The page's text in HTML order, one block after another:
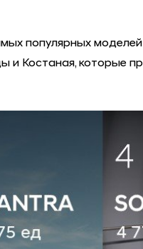
популярных
Костаная, которые